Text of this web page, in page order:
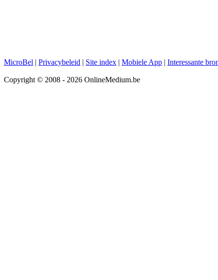
MicroBel | Privacybeleid | Site index | Mobiele App | Interessante
Copyright © 2008 - 2026 OnlineMedium.be